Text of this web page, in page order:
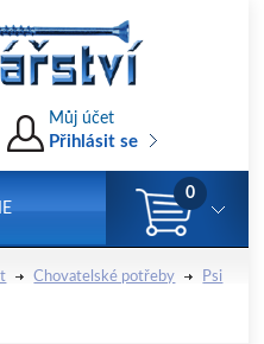
Můj účet
Přihlásit se
0
Chovatelské potřeby Psi